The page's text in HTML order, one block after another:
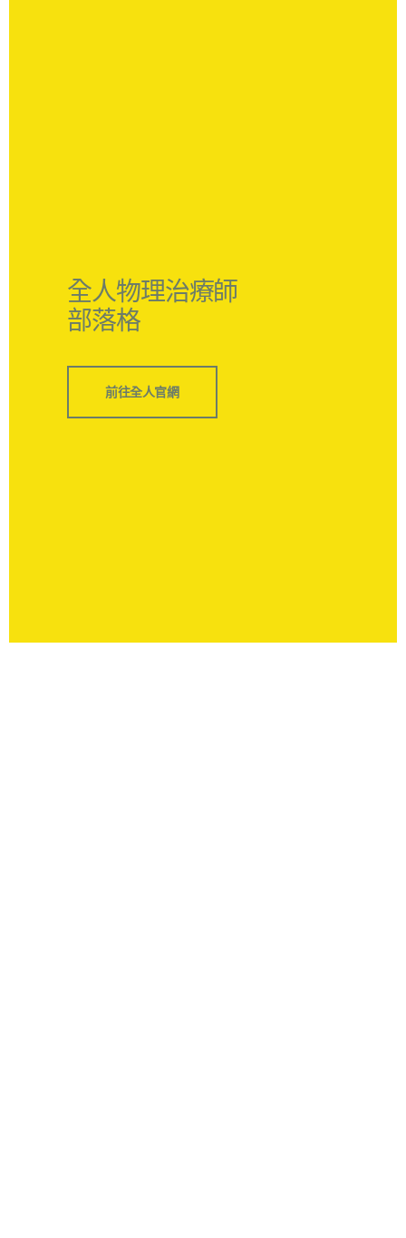
全人物理治療師
部落格
前往全人官網